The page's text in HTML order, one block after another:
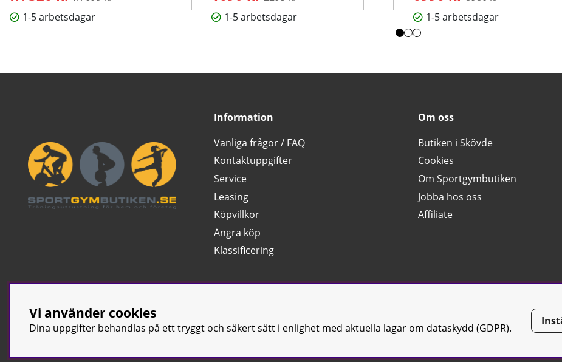
1-5 arbetsdagar
1-5 arbetsdagar
1-5 arbetsdagar
Information
Vanliga frågor / FAQ
Kontaktuppgifter
Service
Leasing
Köpvillkor
Ångra köp
Klassificering
Om oss
Butiken i Skövde
Cookies
Om Sportgymbutiken
Jobba hos oss
Affiliate
© Sport & Gym Butiken JTC AB |Kontakta oss| All rights reserved | Org.nr: 556668-7058 | Tel:
Vi använder cookies
Dina uppgifter behandlas på ett tryggt och säkert sätt i enlighet med aktuella lagar om dataskydd (GDPR).